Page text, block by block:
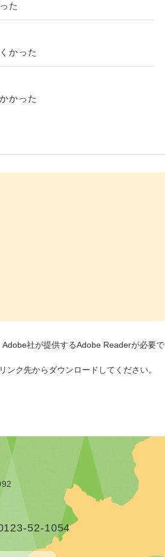
た
かった
かった
社が提供するAdobe Readerが必要で
ク先からダウンロードしてください。
52-1054